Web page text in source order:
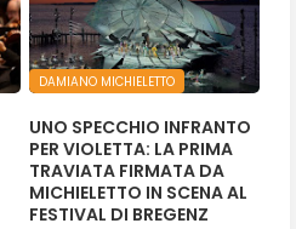
DAMIANO MICHIELETTO
UNO SPECCHIO INFRANTO
PER VIOLETTA: LA PRIMA
TRAVIATA FIRMATA DA
MICHIELETTO IN SCENA AL
FESTIVAL DI BREGENZ